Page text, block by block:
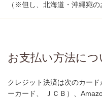
（※但し、北海道・沖縄宛の
お支払い方法につ
クレジット決済は次のカー
ーカード、 ＪＣＢ）、